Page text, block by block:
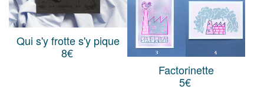
Qui s'y frotte s'y pique
8€
Factorinette
5€